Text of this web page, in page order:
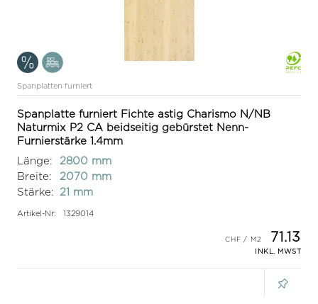
Spanplatten furniert
Spanplatte furniert Fichte astig Charismo N/NB
Naturmix P2 CA beidseitig gebürstet Nenn-
Furnierstärke 1.4mm
Länge:
2800 mm
Breite:
2070 mm
Stärke:
21 mm
Artikel-Nr: 1329014
71.13
INKL. MWST